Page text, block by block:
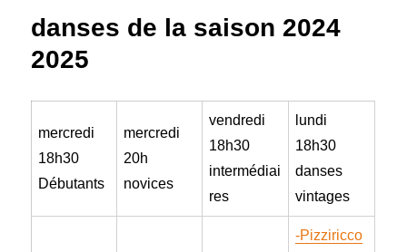
danses de la saison 2024
2025
mercredi
18h30
Débutants
mercredi
20h
novices
vendredi
18h30
intermédiai
res
lundi
18h30
danses
vintages
-Pizziricco